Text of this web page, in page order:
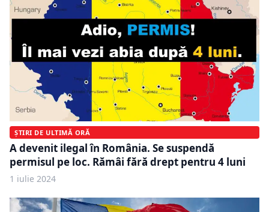
ȘTIRI DE ULTIMĂ ORĂ
A devenit ilegal în România. Se suspendă
permisul pe loc. Rămâi fără drept pentru 4 luni
1 iulie 2024